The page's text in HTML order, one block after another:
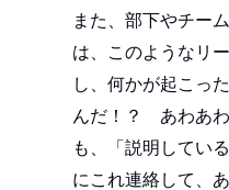
また、部下やチー
は、このようなリ
し、何かが起こっ
んだ！？ あわあ
も、「説明してい
にこれ連絡して、